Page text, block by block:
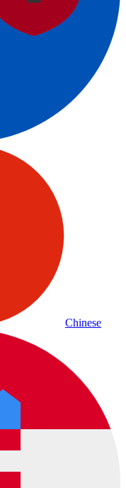
Chinese